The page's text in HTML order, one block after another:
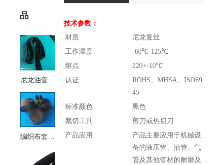
品
尼龙油管护
套 汽车胶
管尼龙护套
编织布套管
织套管
技术参数：
材质
尼龙复丝
工作温度
-60℃-125℃
熔点
220+-10℃
认证
ROHS、MHSA、ISO69
45
标准颜色
黑色
裁切工具
剪刀或热切刀
产品应用
产品主要应用于机械设
备的液压管、油管、气
管及其他管材的耐磨及